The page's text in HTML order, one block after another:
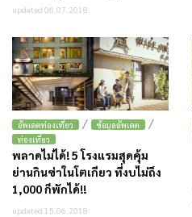
updated 06.07.2018
อัพเดตท่องเที่ยว / ข้อมูลอัพเดต /
ท่องเที่ยว
พลาดไม่ได้! 5 โรงแรมสุดคุ้ม
ย่านกินซ่าในโตเกียว ที่งบไม่ถึง
1,000 ก็พักได้!!
updated 15.06.2018